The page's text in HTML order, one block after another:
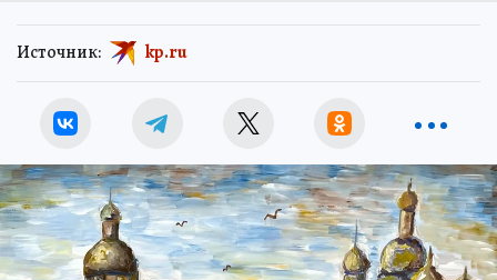
Источник: kp.ru